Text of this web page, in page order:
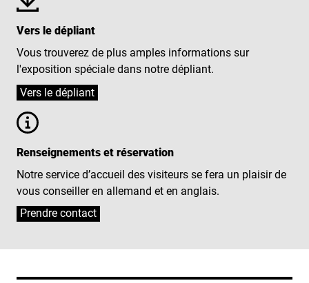
Vers le dépliant
Vous trouverez de plus amples informations sur
l'exposition spéciale dans notre dépliant.
Vers le dépliant
Renseignements et réservation
Notre service d’accueil des visiteurs se fera un plaisir de
vous conseiller en allemand et en anglais.
Prendre contact